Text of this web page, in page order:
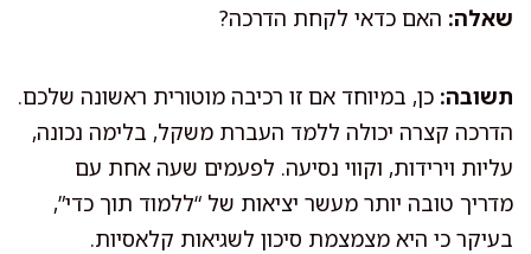
שאלה: האם כדאי לקחת הדרכה?
תשובה: כן, במיוחד אם זו רכיבה מוטורית ראשונה שלכם.
הדרכה קצרה יכולה ללמד העברת משקל, בלימה נכונה,
עליות וירידות, וקווי נסיעה. לפעמים שעה אחת עם
מדריך טובה יותר מעשר יציאות של “ללמוד תוך כדי”,
בעיקר כי היא מצמצמת סיכון לשגיאות קלאסיות.